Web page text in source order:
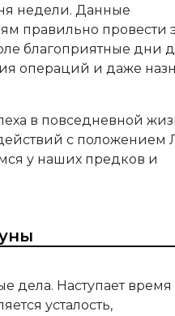
недели. Данные
правильно провести
благоприятные дни
операций и даже
в повседневной
с положением
у наших предков и
дела. Наступает время
усталость,